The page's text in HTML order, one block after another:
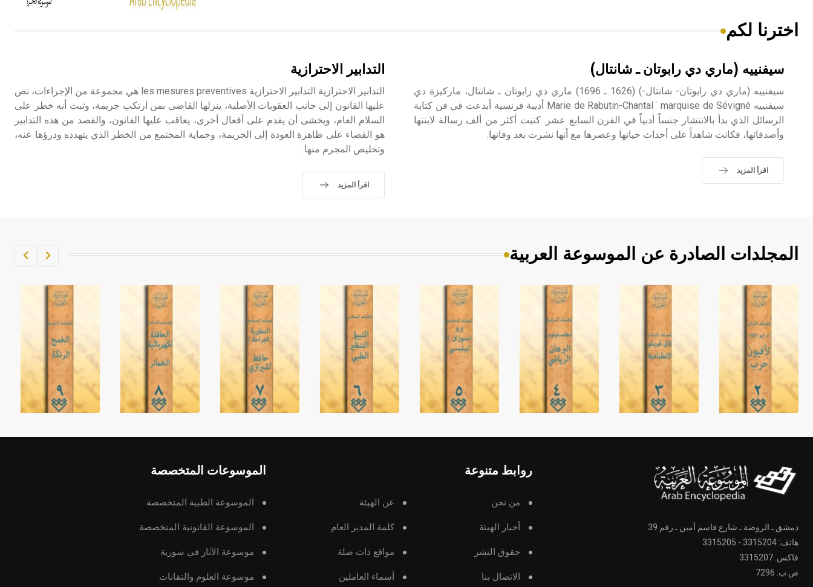
الحجم ويسمى الش
الإنكليزية أب
- هل تعلم أن أبجر Abgar اسم معروف
حيث تقتصر القيمة الصوتية للعلامة الك
اخترنا لكم
سيفنييه (ماري دي رابوتان ـ شانتال)
سيفنييه (ماري دي رابوتان- شانتال-) (1626 ـ 1696) ماري دي رابوتان ـ شانتال، ماركيزة دي
سيفنييه Marie de Rabutin-Chantal¨ marquise de Sévigné أديبة فرنسية أبدعت في فن كتابة
الرسائل الذي بدأ بالانتشار جنساً أدبياً في القرن السابع عشر. كتبت أكثر من ألف رسالة لابنتها
وأصدقائها، فكانت شاهداً على أحداث حياتها وعصرها مع أنها نشرت بعد وفاتها.
اقرأ المزيد
التدابير الاحترازية
التدابير الاحترازية التدابير الاحترازية les mesures preventives هي مجموعة من الإجراءات، نص
عليها القانون إلى جانب العقوبات الأصلية، ينزلها القاضي بمن ارتكب جريمة، وثبت أنه خطر على
السلام العام، ويخشى أن يقدم على أفعال أخرى، يعاقب عليها القانون، والقصد من هذه التدابير
هو القضاء على ظاهرة العودة إلى الجريمة، وحماية المجتمع من الخطر الذي يتهدده ودرؤها عنه،
وتخليص المجرم منها.
اقرأ المزيد
المجلدات الصادرة عن الموسوعة العربية
دمشق ـ الروضة ـ شارع قاسم أمين ـ رقم 39
هاتف: 3315204 - 3315205
فاكس: 3315207
ص.ب: 7296
روابط متنوعة
من نحن عن الهيئة
أخبار الهيئة كلمة المدير العام
حقوق النشر مواقع ذات صلة
الاتصال بنا أسماء العاملين
الموسوعات المتخصصة
الموسوعة الطبية المتخصصة
الموسوعة القانونية المتخصصة
موسوعة الآثار في سورية
موسوعة العلوم والتقانات